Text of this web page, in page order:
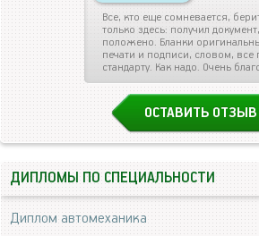
Все, кто еще сомневается,
только здесь: получил
положено. Бланки
печати и подписи, словом, все
стандарту. Как надо. Очень
ОСТАВИТЬ ОТЗЫВ
ДИПЛОМЫ ПО СПЕЦИАЛЬНОСТИ
Диплом автомеханика